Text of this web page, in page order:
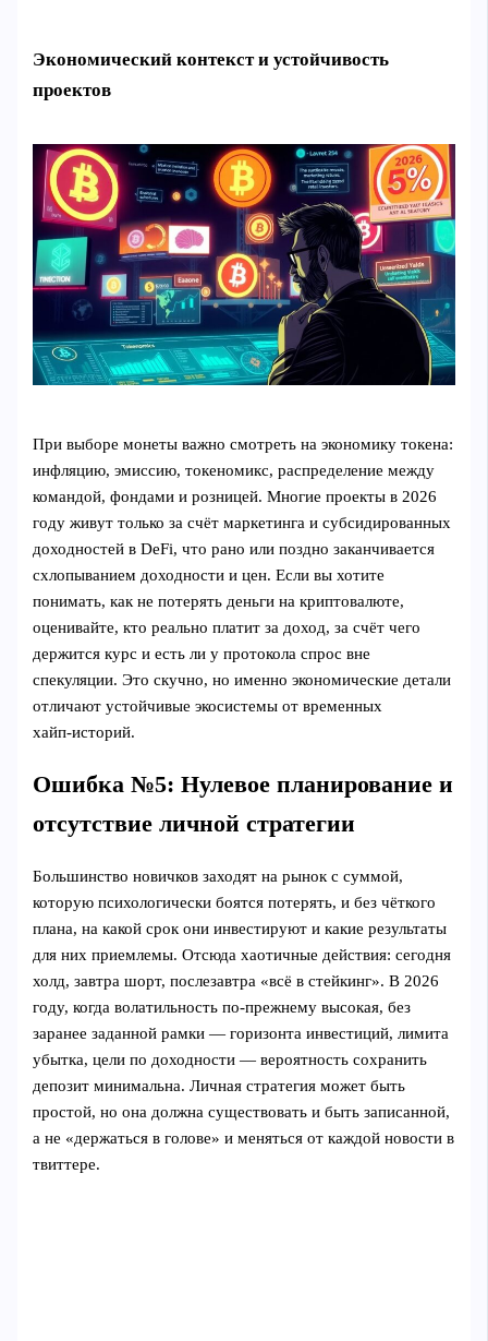
Экономический контекст и устойчивость
проектов
При выборе монеты важно смотреть на экономику токена:
инфляцию, эмиссию, токеномикс, распределение между
командой, фондами и розницей. Многие проекты в 2026
году живут только за счёт маркетинга и субсидированных
доходностей в DeFi, что рано или поздно заканчивается
схлопыванием доходности и цен. Если вы хотите
понимать, как не потерять деньги на криптовалюте,
оценивайте, кто реально платит за доход, за счёт чего
держится курс и есть ли у протокола спрос вне
спекуляции. Это скучно, но именно экономические детали
отличают устойчивые экосистемы от временных
хайп‑историй.
Ошибка №5: Нулевое планирование и
отсутствие личной стратегии
Большинство новичков заходят на рынок с суммой,
которую психологически боятся потерять, и без чёткого
плана, на какой срок они инвестируют и какие результаты
для них приемлемы. Отсюда хаотичные действия: сегодня
холд, завтра шорт, послезавтра «всё в стейкинг». В 2026
году, когда волатильность по‑прежнему высокая, без
заранее заданной рамки — горизонта инвестиций, лимита
убытка, цели по доходности — вероятность сохранить
депозит минимальна. Личная стратегия может быть
простой, но она должна существовать и быть записанной,
а не «держаться в голове» и меняться от каждой новости в
твиттере.